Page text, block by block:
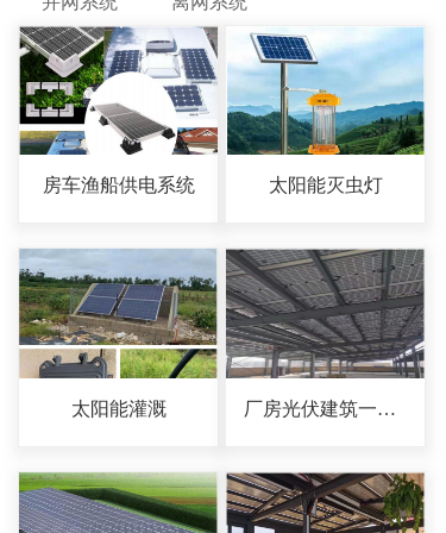
房车渔船供电系统 太阳能灭虫灯
太阳能灌溉 厂房光伏建筑一体化